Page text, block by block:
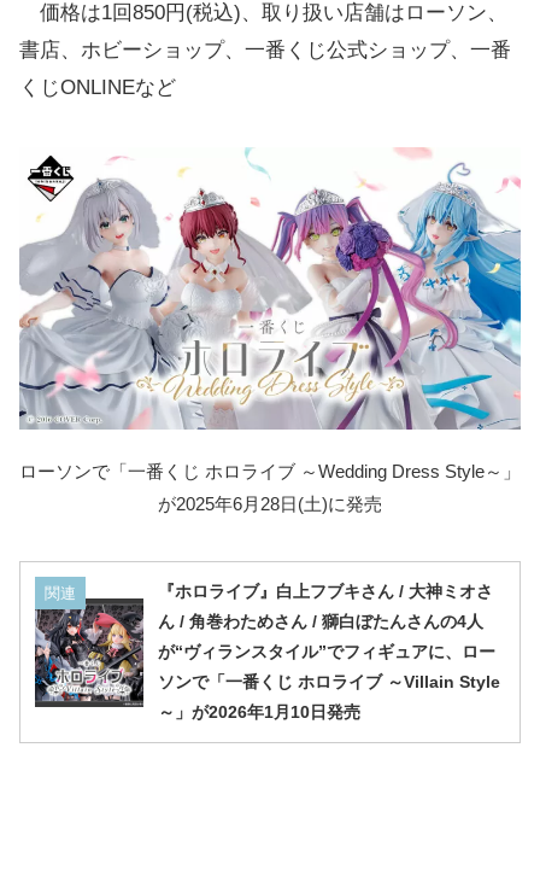
価格は1回850円(税込)、取り扱い店舗はローソン、
書店、ホビーショップ、一番くじ公式ショップ、一番
くじONLINEなど
ローソンで「一番くじ ホロライブ ～Wedding Dress Style～」
が2025年6月28日(土)に発売
関連
『ホロライブ』白上フブキさん / 大神ミオさ
ん / 角巻わためさん / 獅白ぼたんさんの4人
が“ヴィランスタイル”でフィギュアに、ロー
ソンで「一番くじ ホロライブ ～Villain Style
～」が2026年1月10日発売